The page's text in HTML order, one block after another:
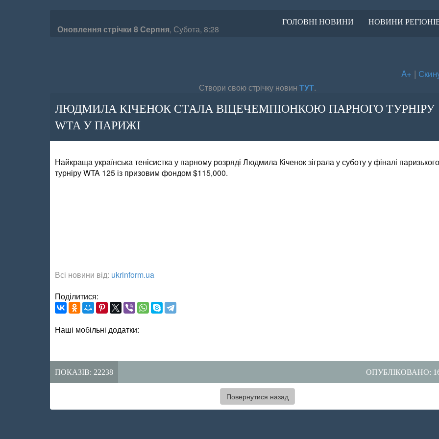
Оновлення стрічки 8Серпня, Субота, 8:28
ГОЛОВНІ НОВИНИ НОВИНИ
A+ |
Створи свою стрічку новинТУТ.
ЛЮДМИЛА КІЧЕНОК СТАЛА ВІЦЕЧЕМПІОНКОЮ ПАРНОГО ТУРНІРУ
WTA У ПАРИЖІ
Найкраща українська тенісистка у парному розряді Людмила Кіченок зіграла у суботу у фіналі паризького
турніру WTA 125 із призовим фондом $115,000.
Всі новини від: ukrinform.ua
Поділитися:
Наші мобільні додатки:
ПОКАЗІВ: 22238 ОПУБЛІКОВАНО:
Повернутися назад